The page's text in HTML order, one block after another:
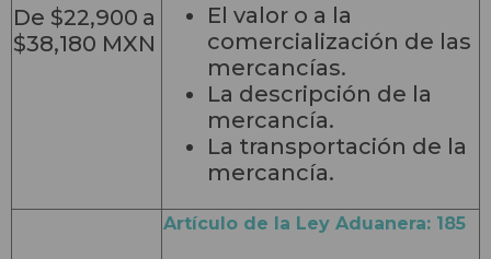
De $22,900 a
$38,180 MXN
El valor o a la
comercialización de las
mercancías.
La descripción de la
mercancía.
La transportación de la
mercancía.
Artículo de la Ley Aduanera: 185